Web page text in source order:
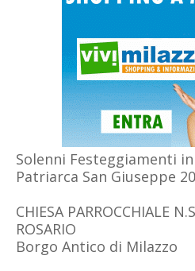
Solenni Festeggiamenti
Patriarca San Giuseppe
CHIESA PARROCCHIALE
ROSARIO
Borgo Antico di Milazzo